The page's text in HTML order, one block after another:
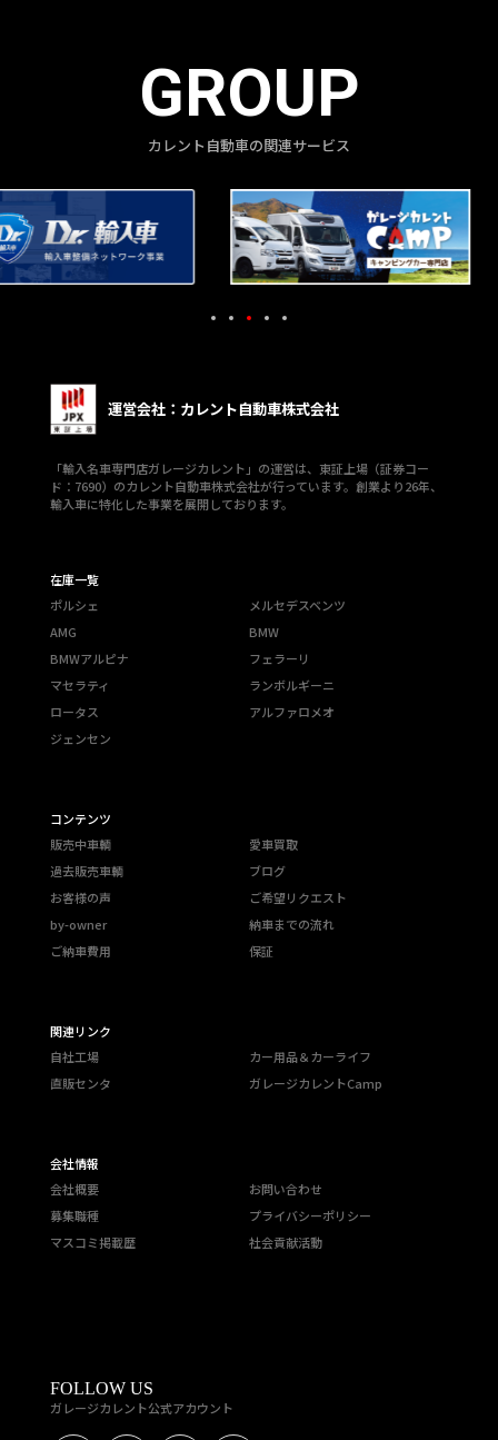
GROUP
カレント自動車の関連サービス
運営会社：カレント自動車株式会社
「輸入名車専門店ガレージカレント」の運営は、東証上場（証券コー
ド：7690）のカレント自動車株式会社が行っています。創業より26年、
輸入車に特化した事業を展開しております。
在庫一覧
ポルシェ
メルセデスベンツ
AMG
BMW
BMWアルピナ
フェラーリ
マセラティ
ランボルギーニ
ロータス
アルファロメオ
ジェンセン
コンテンツ
販売中車輌
愛車買取
過去販売車輌
ブログ
お客様の声
ご希望リクエスト
by-owner
納車までの流れ
ご納車費用
保証
関連リンク
自社工場
カー用品＆カーライフ
直販センタ
ガレージカレントCamp
会社情報
会社概要
お問い合わせ
募集職種
プライバシーポリシー
マスコミ掲載歴
社会貢献活動
FOLLOW US
ガレージカレント公式アカウント